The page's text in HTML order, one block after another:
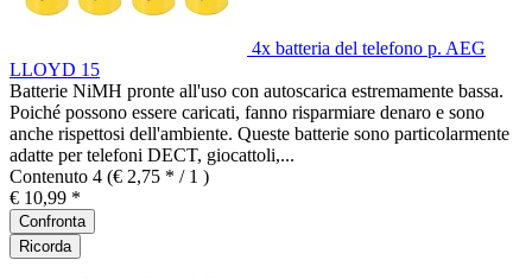
4x batteria del telefono p. AEG
LLOYD 15
Batterie NiMH pronte all'uso con autoscarica estremamente bassa.
Poiché possono essere caricati, fanno risparmiare denaro e sono
anche rispettosi dell'ambiente. Queste batterie sono particolarmente
adatte per telefoni DECT, giocattoli,...
Contenuto 4 (€ 2,75 * / 1 )
€ 10,99 *
Confronta
Ricorda